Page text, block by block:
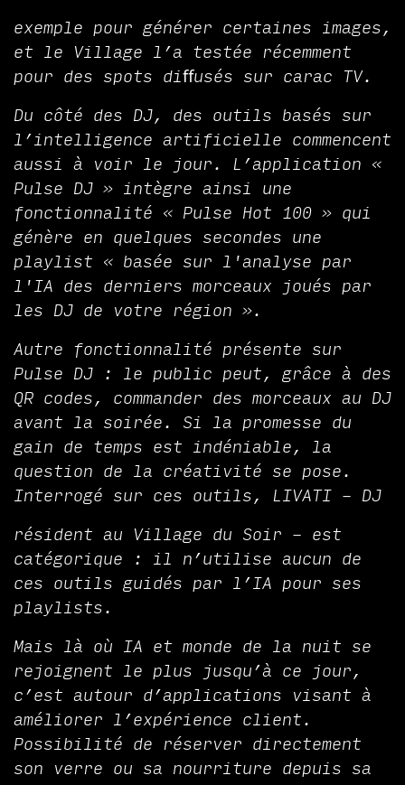
exemple pour générer certaines images,
et le Village l’a testée récemment
pour des spots diﬀusés sur carac TV.
Du côté des DJ, des outils basés sur
l’intelligence artificielle commencent
aussi à voir le jour. L’application «
Pulse DJ » intègre ainsi une
fonctionnalité « Pulse Hot 100 » qui
génère en quelques secondes une
playlist « basée sur l'analyse par
l'IA des derniers morceaux joués par
les DJ de votre région ».
Autre fonctionnalité présente sur
Pulse DJ : le public peut, grâce à des
QR codes, commander des morceaux au DJ
avant la soirée. Si la promesse du
gain de temps est indéniable, la
question de la créativité se pose.
Interrogé sur ces outils, LIVATI – DJ
résident au Village du Soir – est
catégorique : il n’utilise aucun de
ces outils guidés par l’IA pour ses
playlists.
Mais là où IA et monde de la nuit se
rejoignent le plus jusqu’à ce jour,
c’est autour d’applications visant à
améliorer l’expérience client.
Possibilité de réserver directement
son verre ou sa nourriture depuis sa